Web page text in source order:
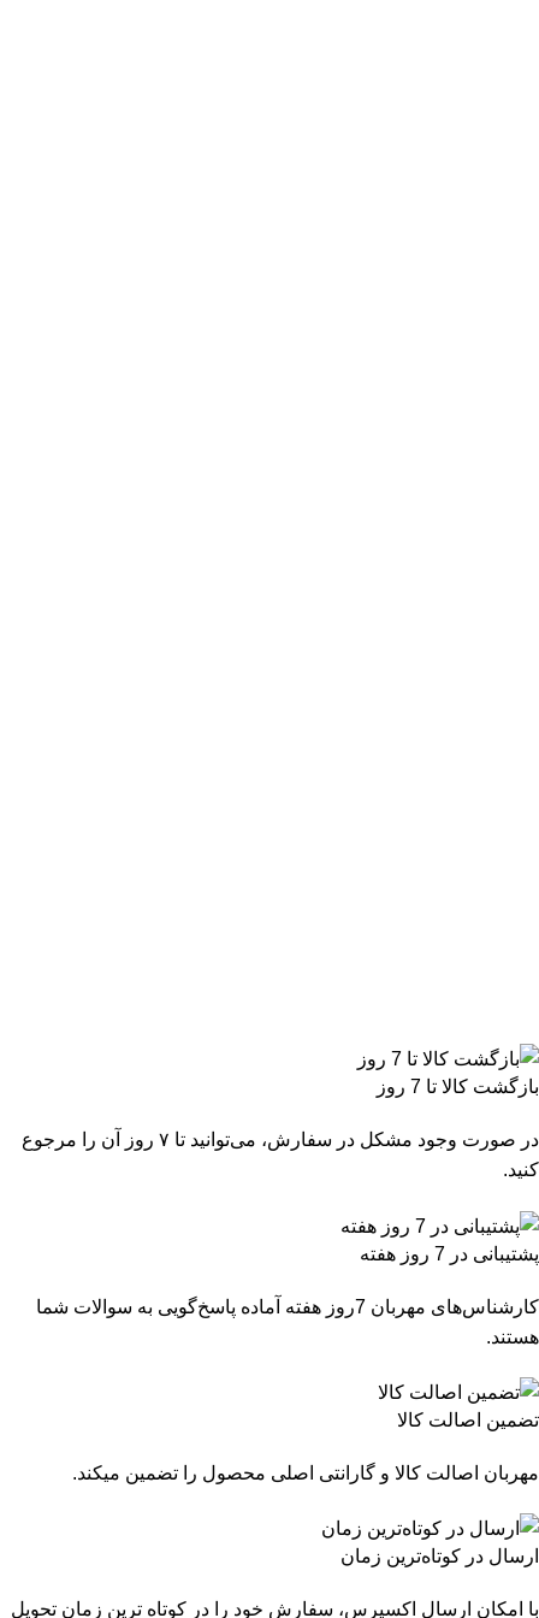
بازگشت کالا تا 7 روز
در صورت وجود مشکل در سفارش، می‌توانید تا ۷ روز آن را مرجوع
کنید.
پشتیبانی در 7 روز هفته
کارشناس‌های مهربان 7روز هفته آماده پاسخ‌گویی به سوالات شما
هستند.
تضمین اصالت کالا
مهربان اصالت کالا و گارانتی اصلی محصول را تضمین میکند.
ارسال در کوتاه‌ترین زمان
با امکان ارسال اکسپرس، سفارش خود را در کوتاه ترین زمان تحویل